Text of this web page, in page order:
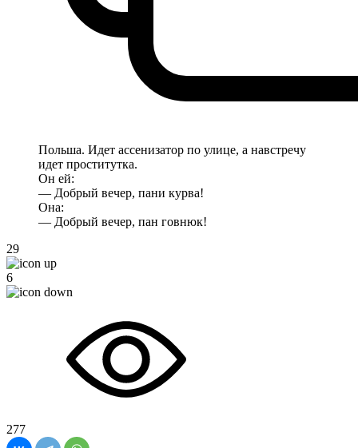
Польша. Идет ассенизатор по улице, а навстречу
идет проститутка.
Он ей:
— Добрый вечер, пани курва!
Она:
— Добрый вечер, пан говнюк!
29
6
277